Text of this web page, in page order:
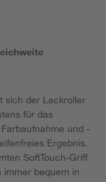
sich der Lackroller
für das
und -
Ergebnis.
SoftTouch-Griff
immer bequem in